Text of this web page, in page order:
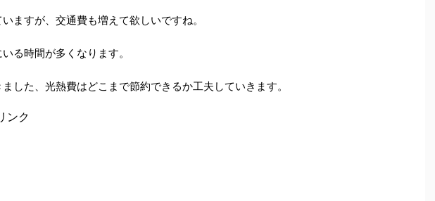
ますが、交通費も増えて欲しいですね。
る時間が多くなります。
した、光熱費はどこまで節約できるか工夫していきます。
ンク